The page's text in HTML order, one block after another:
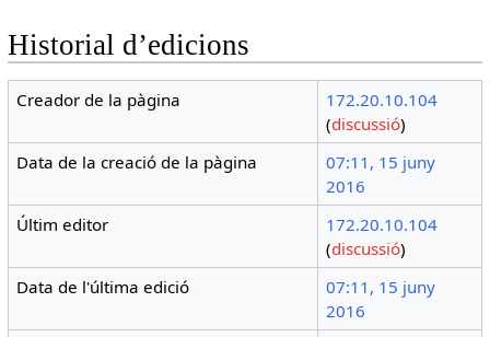
Historial d’edicions
Creador de la pàgina
172.20.10.104
(discussió)
Data de la creació de la pàgina
07:11, 15 juny
2016
Últim editor
172.20.10.104
(discussió)
Data de l'última edició
07:11, 15 juny
2016